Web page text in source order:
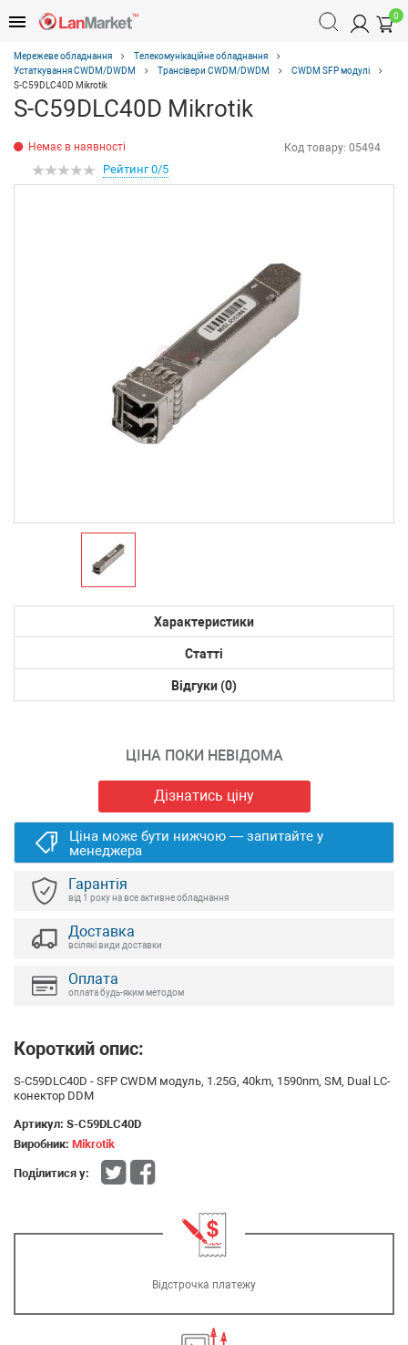
0
Мережеве обладнання
Телекомунікаційне обладнання
Устаткування CWDM/DWDM
Трансівери CWDM/DWDM
CWDM SFP модулі
S-C59DLC40D Mikrotik
S-C59DLC40D Mikrotik
Немає в наявності Код товару: 05494
Рейтинг 0/5
Характеристики
Статті
Відгуки (0)
ЦІНА ПОКИ НЕВІДОМА
Дізнатись ціну
Ціна може бути нижчою — запитайте у
менеджера
Гарантія
від 1 року на все активне обладнання
Доставка
всілякі види доставки
Оплата
оплата будь-яким методом
Короткий опис:
S-C59DLC40D - SFP CWDM модуль, 1.25G, 40km, 1590nm, SM, Dual LC-
конектор DDM
Артикул: S-C59DLC40D
Виробник: Mikrotik
Поділитися у:
Відстрочка платежу